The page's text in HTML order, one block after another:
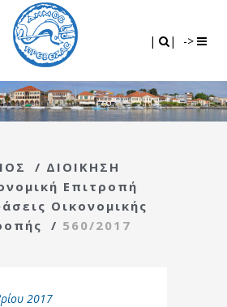
| | ->
/ ΔΙΟΙΚΗΣΗ
Επιτροπή
Οικονομικής
/ 560/2017
2017